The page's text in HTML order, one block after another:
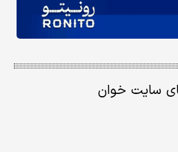
سایت خوان